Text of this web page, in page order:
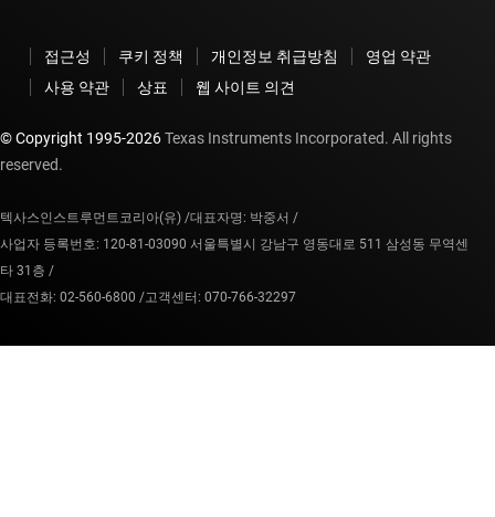
접근성 쿠키 정책 개인정보 취급방침
영업 약관
사용 약관
상표 웹 사이트 의견
© Copyright 1995-2026Texas Instruments Incorporated. All rights
reserved.
텍사스인스트루먼트코리아(유) /대표자명: 박중서 /
사업자 등록번호: 120-81-03090 서울특별시 강남구 영동대로 511 삼성동 무역센
타 31층 /
대표전화: 02-560-6800 /고객센터: 070-766-32297